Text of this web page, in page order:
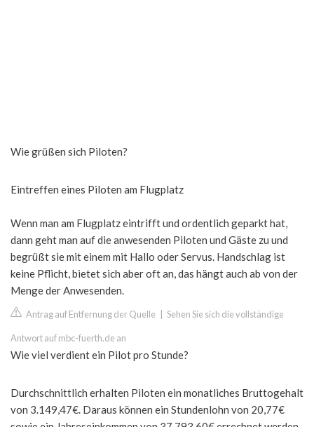
Wie grüßen sich Piloten?
Eintreffen eines Piloten am Flugplatz
Wenn man am Flugplatz eintrifft und ordentlich geparkt hat,
dann geht man auf die anwesenden Piloten und Gäste zu und
begrüßt sie mit einem mit Hallo oder Servus. Handschlag ist
keine Pflicht, bietet sich aber oft an, das hängt auch ab von der
Menge der Anwesenden.
Antrag auf Entfernung der Quelle Sehen Sie sich die vollständige
Antwort auf mbc-fuerth.de an
Wie viel verdient ein Pilot pro Stunde?
Durchschnittlich erhalten Piloten ein monatliches Bruttogehalt
von 3.149,47€. Daraus können ein Stundenlohn von 20,77€